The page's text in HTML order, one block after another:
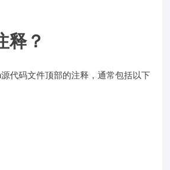
释？
代码文件顶部的注释，通常包括以下